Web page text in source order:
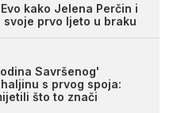
kako Jelena Perčin i
svoje prvo ljeto u braku
Savršenog'
s prvog spoja:
što to znači